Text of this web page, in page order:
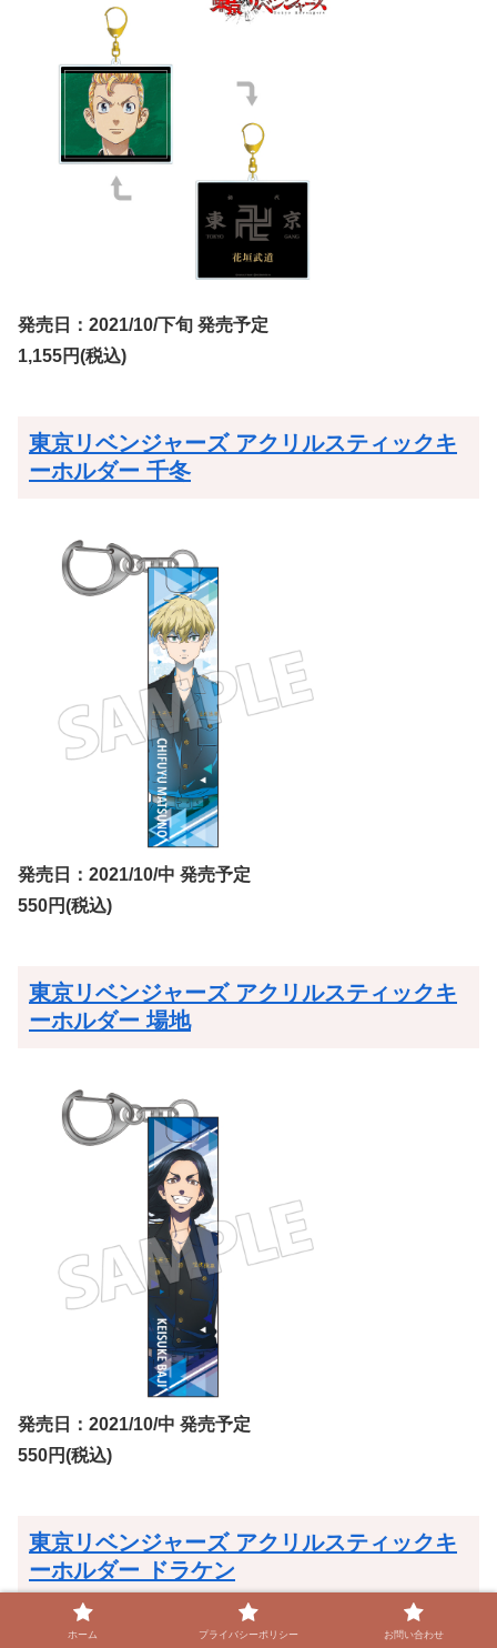
発売日：2021/10/下旬 発売予定
1,155円(税込)
東京リベンジャーズ アクリルスティックキ
ーホルダー 千冬
発売日：2021/10/中 発売予定
550円(税込)
東京リベンジャーズ アクリルスティックキ
ーホルダー 場地
発売日：2021/10/中 発売予定
550円(税込)
東京リベンジャーズ アクリルスティックキ
ーホルダー ドラケン
ホーム プライバシーポリシー お問い合わせ